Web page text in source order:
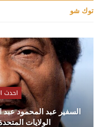
توك شو
احدث
السفير عبد المحمود
الولايات